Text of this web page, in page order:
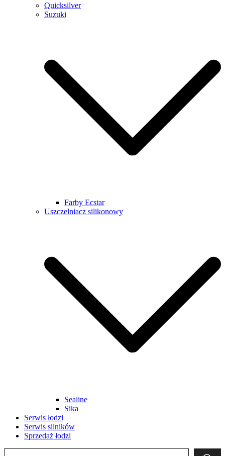
Quicksilver
Suzuki
Farby Ecstar
Uszczelniacz silikonowy
Sealine
Sika
Serwis łodzi
Serwis silników
Sprzedaż łodzi